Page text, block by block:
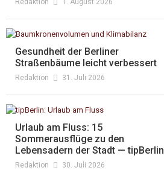
Redaktion 1. August 2026
Gesundheit der Berliner
Straßenbäume leicht verbessert
Redaktion 31. Juli 2026
Urlaub am Fluss: 15
Sommerausflüge zu den
Lebensadern der Stadt — tipBerlin
Redaktion 30. Juli 2026